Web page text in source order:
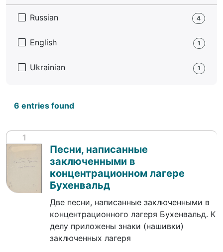
6 entries found
1
Песни, написанные
заключенными в
концентрационном лагере
Бухенвальд
Две песни, написанные заключенными в
концентрационного лагеря Бухенвальд. К
делу приложены знаки (нашивки)
заключенных лагеря
Russian 4
English 1
Ukrainian 1